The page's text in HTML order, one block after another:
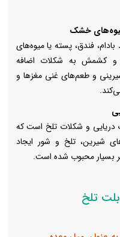
خشک
فندق، پسته یا میوه‌های
و کشمش به شکلات اضافه
و طعم‌های غنی مغزها و
دریایی و شکلات تلخ است که
شیرین، تلخ و شور ایجاد
بسیار محبوب شده است.
تلخ